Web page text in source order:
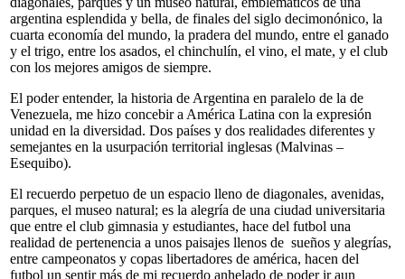
argentina esplendida y bella, de finales del siglo decimonónico, la
cuarta economía del mundo, la pradera del mundo, entre el ganado
y el trigo, entre los asados, el chinchulín, el vino, el mate, y el club
con los mejores amigos de siempre.
El poder entender, la historia de Argentina en paralelo de la de
Venezuela, me hizo concebir a América Latina con la expresión
unidad en la diversidad. Dos países y dos realidades diferentes y
semejantes en la usurpación territorial inglesas (Malvinas –
Esequibo).
El recuerdo perpetuo de un espacio lleno de diagonales, avenidas,
parques, el museo natural; es la alegría de una ciudad universitaria
que entre el club gimnasia y estudiantes, hace del futbol una
realidad de pertenencia a unos paisajes llenos de sueños y alegrías,
entre campeonatos y copas libertadores de américa, hacen del
futbol un sentir más de mi recuerdo anhelado de poder ir aun